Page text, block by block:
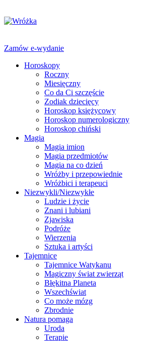
Zamów e-wydanie
Horoskopy
Roczny
Miesięczny
Co da Ci szczęście
Zodiak dziecięcy
Horoskop księżycowy
Horoskop numerologiczny
Horoskop chiński
Magia
Magia imion
Magia przedmiotów
Magia na co dzień
Wróżby i przepowiednie
Wróżbici i terapeuci
Niezwykli/Niezwykłe
Ludzie i życie
Znani i lubiani
Zjawiska
Podróże
Wierzenia
Sztuka i artyści
Tajemnice
Tajemnice Watykanu
Magiczny świat zwierząt
Błękitna Planeta
Wszechświat
Co może mózg
Zbrodnie
Natura pomaga
Uroda
Terapie